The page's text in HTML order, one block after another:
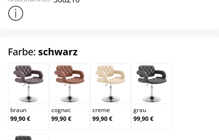
Weitere Produktinformationen anzeigen
Farbe: schwarzauswählen
braun
braun
99,90 €
cognac
cognac
99,90 €
creme
creme
99,90 €
grau
grau
99,90 €